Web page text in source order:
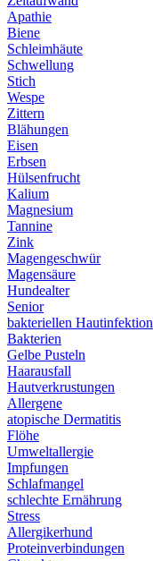
Apathie
Biene
Schleimhäute
Schwellung
Stich
Wespe
Zittern
Blähungen
Eisen
Erbsen
Hülsenfrucht
Kalium
Magnesium
Tannine
Zink
Magengeschwür
Magensäure
Hundealter
Senior
bakteriellen Hautinfektion
Bakterien
Gelbe Pusteln
Haarausfall
Hautverkrustungen
Allergene
atopische Dermatitis
Flöhe
Umweltallergie
Impfungen
Schlafmangel
schlechte Ernährung
Stress
Allergikerhund
Proteinverbindungen